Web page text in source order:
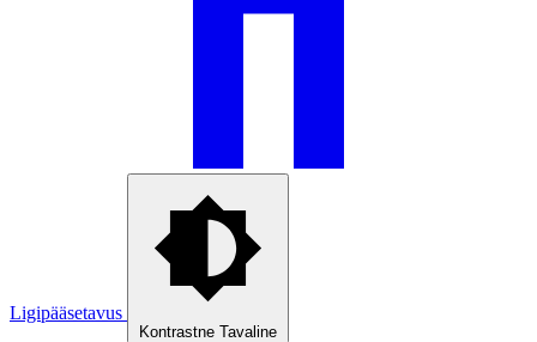
Ligipääsetavus
Kontrastne Tavaline